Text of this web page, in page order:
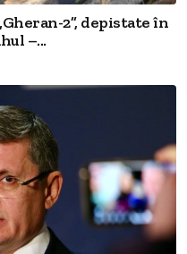
2”, depistate în
–...